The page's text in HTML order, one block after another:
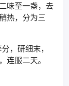
味至一盏，去
热，分为三
，研细末，
连服二天。